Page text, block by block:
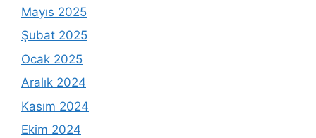
Mayıs 2025
Şubat 2025
Ocak 2025
Aralık 2024
Kasım 2024
Ekim 2024